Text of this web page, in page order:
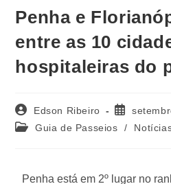
Penha e
entre as 10
hospitaleiras do
Edson Ribeiro
Guia de Passeios
/
Penha está em 2º lugar no